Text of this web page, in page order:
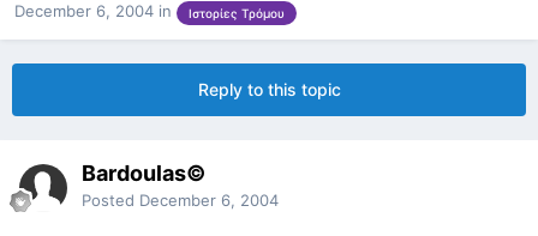
December 6, 2004 in Ιστορίες Τρόμου
Reply to this topic
Bardoulas©
Posted December 6, 2004